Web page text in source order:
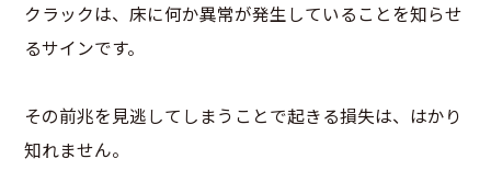
クラックは、床に何か異常が発生していることを知らせ
るサインです。
その前兆を見逃してしまうことで起きる損失は、はかり
知れません。